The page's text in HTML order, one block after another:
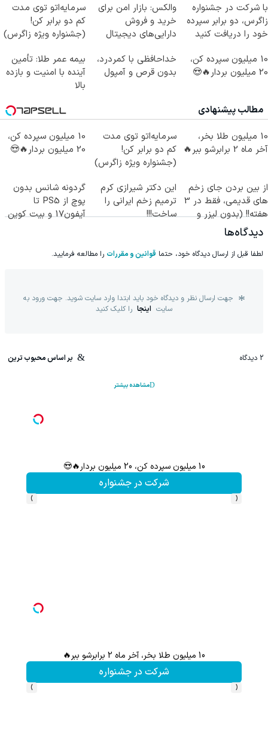
با شرکت در جشنواره
زاگرس، دو برابر سپرده
خود را دریافت کنید
والکس: بازار امن برای
خرید و فروش
دارایی‌های دیجیتال
سرمایه‌اتو توی مدت
کم دو برابر کن!
(جشنواره ویژه زاگرس)
10 میلیون سپرده کن،
20 میلیون بردار🔥😍
خداحافظی با کمردرد،
بدون قرص و آمپول
بیمه عمر طلا: تأمین
آینده با امنیت و بازده
بالا
مطالب پیشنهادی
10 میلیون طلا بخر،
آخر ماه 2 برابرشو ببر🔥
سرمایه‌اتو توی مدت
کم دو برابر کن!
(جشنواره ویژه زاگرس)
10 میلیون سپرده کن،
20 میلیون بردار🔥😍
از بین بردن جای زخم
های قدیمی، فقط در 3
هفته!! (بدون لیزر و
جراحی)
این دکتر شیرازی کرم
ترمیم زخم ایرانی را
ساخت!!!
گردونه شانس بدون
پوچ از PS5 تا
آیفون17 و بیت کوین
دیدگاه‌ها
لطفا قبل از ارسال دیدگاه خود، حتما قوانین و مقررات را مطالعه فرمایید.
جهت ارسال نظر و دیدگاه خود باید ابتدا وارد سایت شوید. جهت ورود به
سایت اینجا را کلیک کنید
2 دیدگاه بر اساس محبوب ترین
مشاهده بیشتر
10 میلیون سپرده کن، 20 میلیون بردار🔥😍
شرکت در جشنواره
‹
›
10 میلیون طلا بخر، آخر ماه 2 برابرشو ببر🔥
شرکت در جشنواره
‹
›